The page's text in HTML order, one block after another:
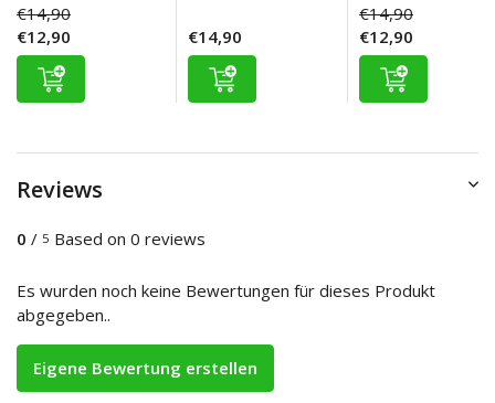
€14,90
€12,90
€14,90
€14,90
€12,90
Reviews
0 / 5 Based on 0 reviews
Es wurden noch keine Bewertungen für dieses Produkt
abgegeben..
Eigene Bewertung erstellen